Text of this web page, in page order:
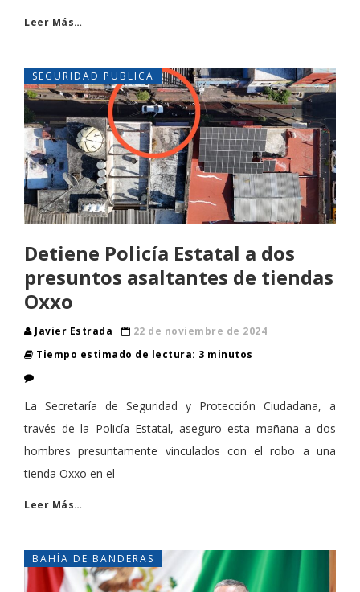
Leer Más…
SEGURIDAD PUBLICA
Detiene Policía Estatal a dos
presuntos asaltantes de tiendas
Oxxo
Javier Estrada
22 de noviembre de 2024
Tiempo estimado de lectura: 3 minutos
La Secretaría de Seguridad y Protección Ciudadana, a
través de la Policía Estatal, aseguro esta mañana a dos
hombres presuntamente vinculados con el robo a una
tienda Oxxo en el
Leer Más…
BAHÍA DE BANDERAS